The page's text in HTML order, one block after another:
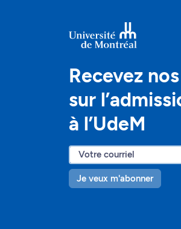
Recevez
sur
à l’UdeM
Je veux m'abonner